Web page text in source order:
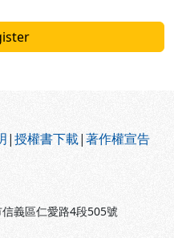
|授權書下載|著作權宣告
義區仁愛路4段505號